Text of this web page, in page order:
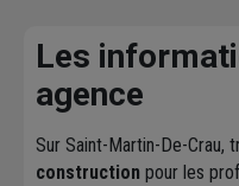
Les
agence
Sur Saint-Martin-De-Crau,
construction pour les